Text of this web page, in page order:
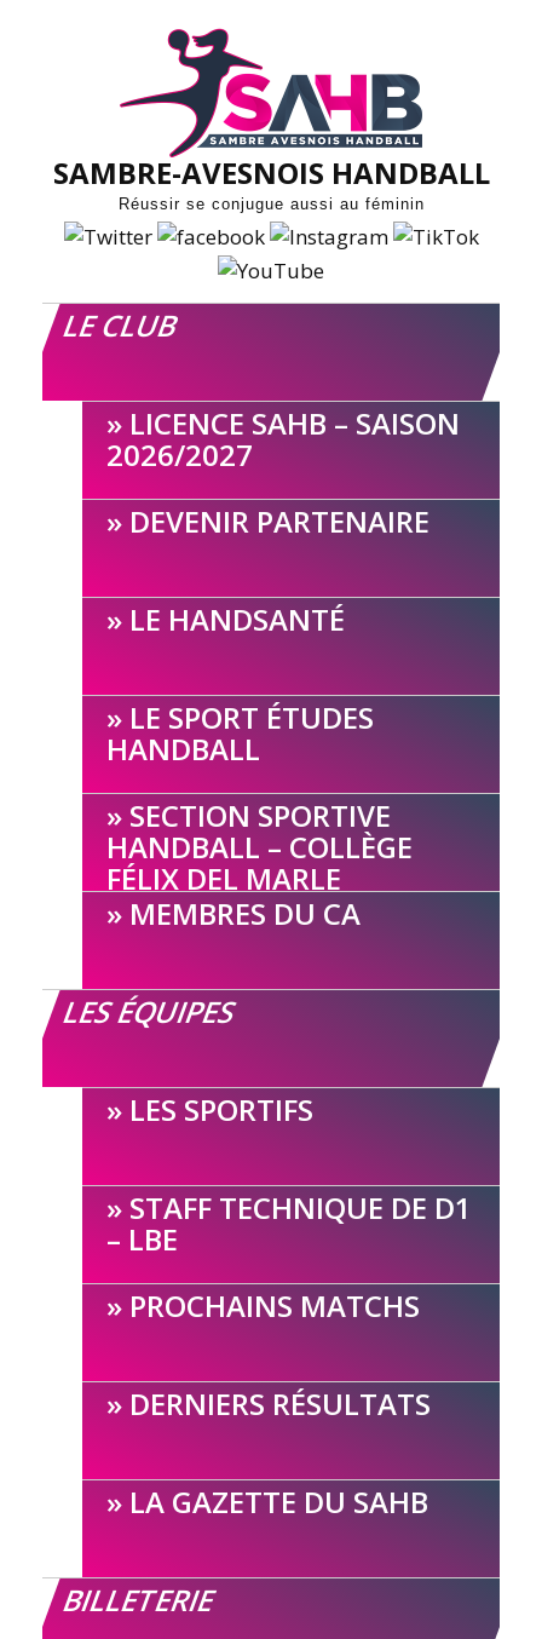
SAMBRE-AVESNOIS HANDBALL
Réussir se conjugue aussi au féminin
LE CLUB
LICENCE SAHB – SAISON
2026/2027
DEVENIR PARTENAIRE
LE HANDSANTÉ
LE SPORT ÉTUDES
HANDBALL
SECTION SPORTIVE
HANDBALL – COLLÈGE
FÉLIX DEL MARLE
MEMBRES DU CA
LES ÉQUIPES
LES SPORTIFS
STAFF TECHNIQUE DE D1
– LBE
PROCHAINS MATCHS
DERNIERS RÉSULTATS
LA GAZETTE DU SAHB
BILLETERIE